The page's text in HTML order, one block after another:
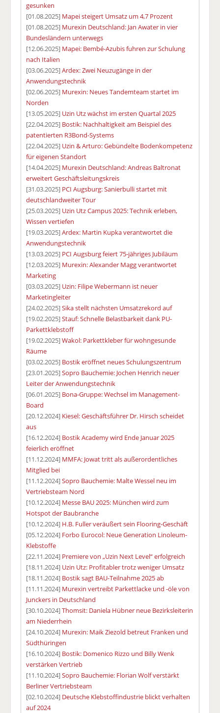
gesunken
[01.08.2025] Mapei steigert Umsatz um 4,7 Prozent
[01.08.2025] Murexin Deutschland: Jan Awater in vier
Bundesländern unterwegs
[12.06.2025] Mapei: Bembé-Azubis fuhren zur Schulung
nach Italien
[03.06.2025]Ardex: Zwei Neuzugänge in der
Anwendungstechnik
[02.06.2025] Murexin: Neues Tandemteam startet im
Norden
[13.05.2025] Uzin Utz wächst im ersten Quartal 2025
[22.04.2025] Bostik: Nachhaltigkeit am Beispiel des
patentierten R3Bond-Systems
[22.04.2025] Uzin & Arturo: Gebündelte Bodenkompetenz
für eigenen Standort
[14.04.2025] Murexin Deutschland: Andreas Baltronat
erweitert Geschäftsleitungskreis
[31.03.2025] PCI Augsburg: Sanierbulli startet mit
deutschlandweiter Tour
[25.03.2025] Uzin Utz Campus 2025: Technik erleben,
Wissen vertiefen
[19.03.2025]Ardex: Martin Kupka verantwortet die
Anwendungstechnik
[13.03.2025] PCI Augsburg feiert 75-jähriges Jubiläum
[12.03.2025] Murexin: Alexander Magg verantwortet
Marketing
[03.03.2025] Uzin: Filipe Webermann ist neuer
Marketingleiter
[24.02.2025]Sika stellt nächsten Umsatzrekord auf
[19.02.2025]Stauf: Schnelle Belastbarkeit dank PU-
Parkettklebstoff
[19.02.2025]Wakol: Parkettkleber für wohngesunde
Räume
[03.02.2025] Bostik eröffnet neues Schulungszentrum
[23.01.2025]Sopro Bauchemie: Jochen Henrich neuer
Leiter der Anwendungstechnik
[06.01.2025] Bona-Gruppe: Wechsel im Management-
Board
[20.12.2024] Kiesel: Geschäftsführer Dr. Hirsch scheidet
aus
[16.12.2024] Bostik Academy wird Ende Januar 2025
feierlich eröffnet
[11.12.2024] MMFA: Jowat tritt als außerordentliches
Mitglied bei
[11.12.2024]Sopro Bauchemie: Malte Wessel neu im
Vertriebsteam Nord
[10.12.2024] Messe BAU 2025: München wird zum
Hotspot der Baubranche
[10.12.2024] H.B. Fuller veräußert sein Flooring-Geschäft
[05.12.2024] Forbo Eurocol: Neue Generation Linoleum-
Klebstoffe
[22.11.2024] Premiere von „Uzin Next Level“ erfolgreich
[18.11.2024] Uzin Utz: Profitabler trotz weniger Umsatz
[18.11.2024] Bostik sagt BAU-Teilnahme 2025 ab
[11.11.2024] Murexin vertreibt Parkettlacke und -öle von
Junckers in Deutschland
[30.10.2024]Thomsit: Daniela Hübner neue Bezirksleiterin
am Niederrhein
[24.10.2024] Murexin: Maik Ziezold betreut Franken und
Südthüringen
[16.10.2024] Bostik: Domenico Rizzo und Billy Wenk
verstärken Vertrieb
[11.10.2024]Sopro Bauchemie: Florian Wolf verstärkt
Berliner Vertriebsteam
[02.10.2024] Deutsche Klebstoffindustrie blickt verhalten
auf 2024